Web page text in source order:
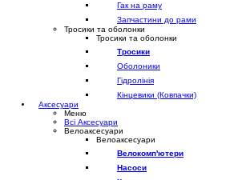
Гак на раму
Запчастини до рами
Тросики та оболонки
Тросики та оболонки
Тросики
Оболоники
Гідролінія
Кінцевики (Ковпачки)
Аксесуари
Меню
Всі Аксесуари
Велоаксесуари
Велоаксесуари
Велокомп'ютери
Насоси